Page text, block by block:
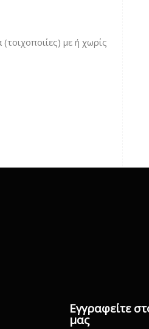
με ή χωρίς
Εγγραφείτε
μας